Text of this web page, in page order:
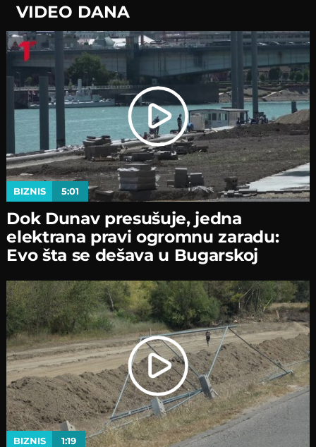
VIDEO DANA
BIZNIS 5:01
Dok Dunav presušuje, jedna
elektrana pravi ogromnu zaradu:
Evo šta se dešava u Bugarskoj
BIZNIS 1:19